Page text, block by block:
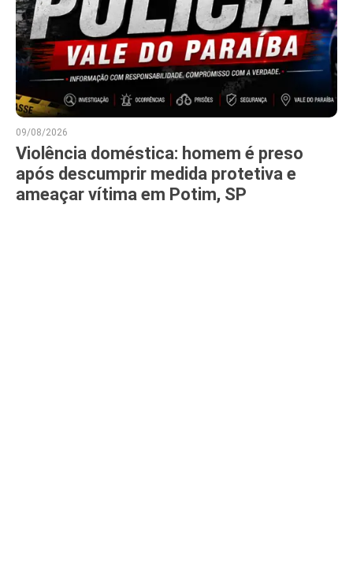
09/08/2026
Violência doméstica: homem é preso
após descumprir medida protetiva e
ameaçar vítima em Potim, SP